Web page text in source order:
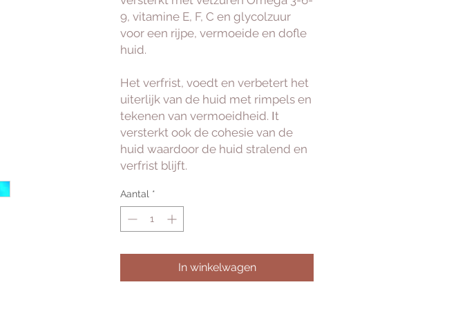
9, vitamine E, F, C en glycolzuur
voor een rijpe, vermoeide en dofle
huid.
Het verfrist, voedt en verbetert het
uiterlijk van de huid met rimpels en
tekenen van vermoeidheid. Ιt
versterkt ook de cohesie van de
huid waardoor de huid stralend en
verfrist blijft.
Aantal *
In winkelwagen